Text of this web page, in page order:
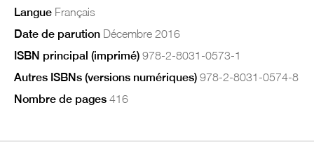
Langue Français
Date de parution Décembre 2016
ISBN principal (imprimé) 978-2-8031-0573-1
Autres ISBNs (versions numériques) 978-2-8031-0574-8
Nombre de pages 416